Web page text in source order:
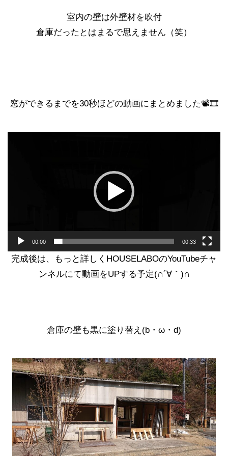
室内の壁は外壁材を吹付
倉庫だったとはまるで思えません（笑）
窓ができるまでを30秒ほどの動画にまとめました📽🎞
プ
レ
ー
ヤ
ー
00:00 00:33
完成後は、もっと詳しくHOUSELABOのYouTubeチャ
ンネルにて動画をUPする予定(∩´∀｀)∩
倉庫の壁も黒に塗り替え(b・ω・d)